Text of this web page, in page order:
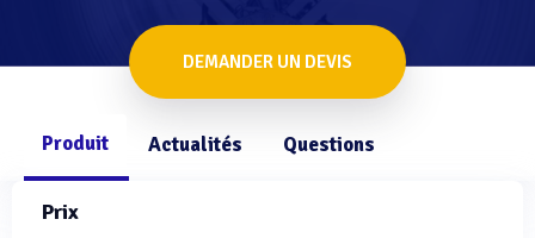
DEMANDER UN DEVIS
Produit Actualités Questions
Prix